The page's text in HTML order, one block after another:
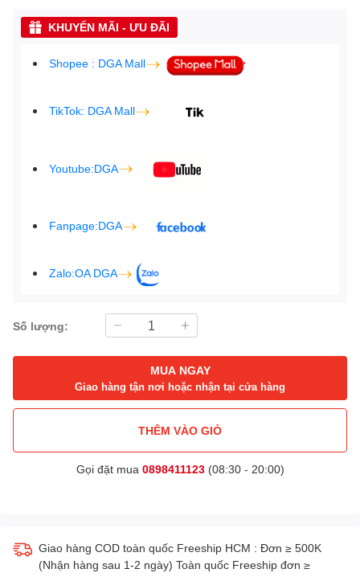
KHUYẾN MÃI - ƯU ĐÃI
Shopee : DGA Mall
TikTok: DGA Mall
Youtube:DGA
Fanpage:DGA
Zalo:OA DGA
Số lượng:
MUA NGAY
Giao hàng tận nơi hoặc nhận tại cửa hàng
THÊM VÀO GIỎ
Gọi đặt mua 0898411123(08:30 - 20:00)
Giao hàng COD toàn quốc Freeship HCM : Đơn ≥ 500K
(Nhận hàng sau 1-2 ngày) Toàn quốc Freeship đơn ≥